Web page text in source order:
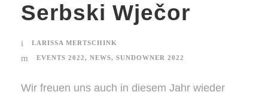
Serbski Wječor
LARISSA MERTSCHINK
EVENTS 2022, NEWS, SUNDOWNER 2022
Wir freuen uns auch in diesem Jahr wieder